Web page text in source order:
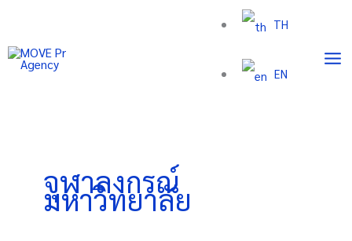
content
TH
EN
จุฬาลงกรณ์
มหาวิทยาลัย